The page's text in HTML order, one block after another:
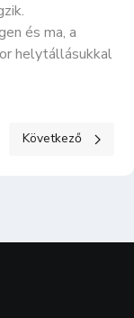
és ma, a
helytállásukkal
Következő cikk:
Következő